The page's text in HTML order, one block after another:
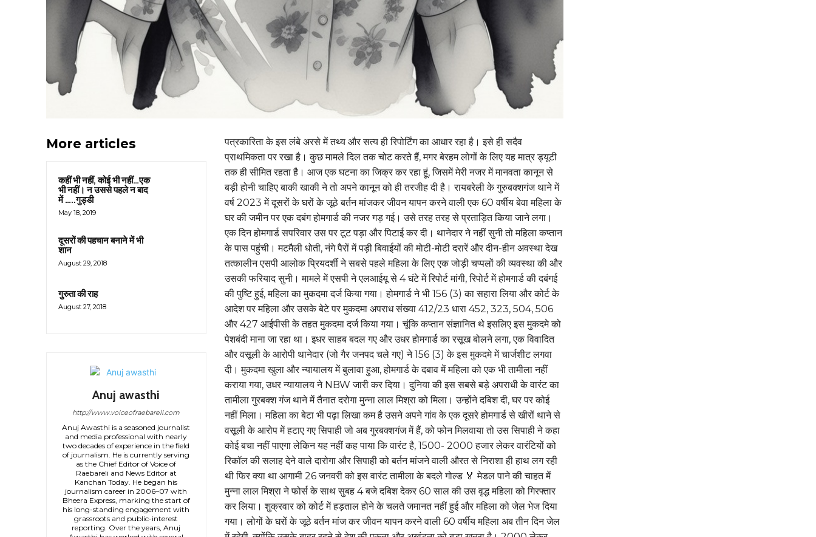
More articles
कहीं भी नहीं, कोई भी नहीं…एक
भी नहीं। न उससे पहले न बाद
में …..गुड्डी
May 18, 2019
दूसरों की पहचान बनाने में भी
शान
August 29, 2018
गुरुता की राह
August 27, 2018
Anuj awasthi
http://www.voiceofraebareli.com
Anuj Awasthi is a seasoned journalist
and media professional with nearly
two decades of experience in the field
of journalism. He is currently serving
as the Chief Editor of Voice of
Raebareli and News Editor at
Kanchan Today. He began his
journalism career in 2006–07 with
Bheera Express, marking the start of
his long-standing engagement with
grassroots and public-interest
reporting. Over the years, Anuj
पत्रकारिता के इस लंबे अरसे में तथ्य और सत्य ही रिपोर्टिंग का आधार रहा है। इसे ही सदैव
प्राथमिकता पर रखा है। कुछ मामले दिल तक चोट करते हैं, मगर बेरहम लोगों के लिए यह मात्र ड्यूटी
तक ही सीमित रहता है। आज एक घटना का जिक्र कर रहा हूं, जिसमें मेरी नजर में मानवता कानून से
बड़ी होनी चाहिए बाकी खाकी ने तो अपने कानून को ही तरजीह दी है। रायबरेली के गुरुबक्शगंज थाने में
वर्ष 2023 में दूसरों के घरों के जूठे बर्तन मांजकर जीवन यापन करने वाली एक 60 वर्षीय बेवा महिला के
घर की जमीन पर एक दबंग होमगार्ड की नजर गड़ गई। उसे तरह तरह से प्रताड़ित किया जाने लगा।
एक दिन होमगार्ड सपरिवार उस पर टूट पड़ा और पिटाई कर दी। थानेदार ने नहीं सुनी तो महिला कप्तान
के पास पहुंची। मटमैली धोती, नंगे पैरों में पड़ी बिवाईयों की मोटी-मोटी दरारें और दीन-हीन अवस्था देख
तत्कालीन एसपी आलोक प्रियदर्शी ने सबसे पहले महिला के लिए एक जोड़ी चप्पलों की व्यवस्था की और
उसकी फरियाद सुनी। मामले में एसपी ने एलआईयू से 4 घंटे में रिपोर्ट मांगी, रिपोर्ट में होमगार्ड की दबंगई
की पुष्टि हुई, महिला का मुकदमा दर्ज किया गया। होमगार्ड ने भी 156 (3) का सहारा लिया और कोर्ट के
आदेश पर महिला और उसके बेटे पर मुकदमा अपराध संख्या 412/23 धारा 452, 323, 504, 506
और 427 आईपीसी के तहत मुकदमा दर्ज किया गया। चूंकि कप्तान संज्ञानित थे इसलिए इस मुकदमे को
पेशबंदी माना जा रहा था। इधर साहब बदल गए और उधर होमगार्ड का रसूख बोलने लगा, एक विवादित
और वसूली के आरोपी थानेदार (जो गैर जनपद चले गए) ने 156 (3) के इस मुकदमे में चार्जशीट लगवा
दी। मुकदमा खुला और न्यायालय में बुलावा हुआ, होमगार्ड के दबाव में महिला को एक भी तामीला नहीं
कराया गया, उधर न्यायालय ने NBW जारी कर दिया। दुनिया की इस सबसे बड़े अपराधी के वारंट का
तामीला गुरबक्श गंज थाने में तैनात दरोगा मुन्ना लाल मिश्रा को मिला। उन्होंने दबिश दी, घर पर कोई
नहीं मिला। महिला का बेटा भी पढ़ा लिखा कम है उसने अपने गांव के एक दूसरे होमगार्ड से खीरों थाने से
वसूली के आरोप में हटाए गए सिपाही जो अब गुरबक्शगंज में हैं, को फोन मिलवाया तो उस सिपाही ने कहा
कोई बचा नहीं पाएगा लेकिन यह नहीं कह पाया कि वारंट है, 1500- 2000 हजार लेकर वारंटियों को
रिकॉल की सलाह देने वाले दारोगा और सिपाही को बर्तन मांजने वाली औरत से निराशा ही हाथ लग रही
थी फिर क्या था आगामी 26 जनवरी को इस वारंट तामीला के बदले गोल्ड 🏅 मेडल पाने की चाहत में
मुन्ना लाल मिश्रा ने फोर्स के साथ सुबह 4 बजे दबिश देकर 60 साल की उस वृद्ध महिला को गिरफ्तार
कर लिया। शुक्रवार को कोर्ट में हड़ताल होने के चलते जमानत नहीं हुई और महिला को जेल भेज दिया
गया। लोगों के घरों के जूठे बर्तन मांज कर जीवन यापन करने वाली 60 वर्षीय महिला अब तीन दिन जेल